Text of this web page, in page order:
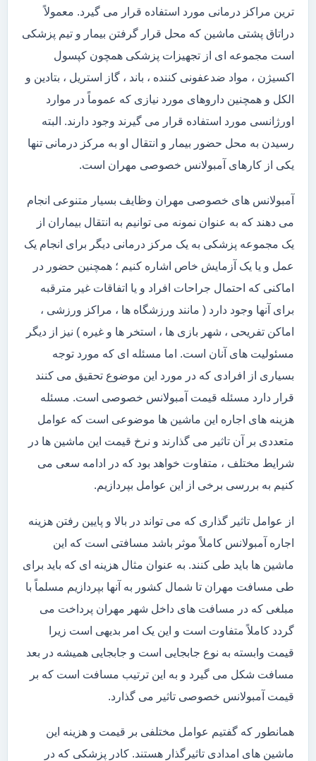
ترین مراکز درمانی مورد استفاده قرار می گیرد. معمولاً
دراتاق پشتی ماشین که محل قرار گرفتن بیمار و تیم پزشکی
است مجموعه ای از تجهیزات پزشکی همچون کپسول
اکسیژن ، مواد ضدعفونی کننده ، باند ، گاز استریل ، بتادین و
الکل و همچنین داروهای مورد نیازی که عموماً در موارد
اورژانسی مورد استفاده قرار می گیرند وجود دارند. البته
رسیدن به محل حضور بیمار و انتقال او به مرکز درمانی تنها
یکی از کارهای آمبولانس خصوصی مهران است.
آمبولانس های خصوصی مهران وظایف بسیار متنوعی انجام
می دهند که به عنوان نمونه می توانیم به انتقال بیماران از
یک مجموعه پزشکی به یک مرکز درمانی دیگر برای انجام یک
عمل و یا یک آزمایش خاص اشاره کنیم ؛ همچنین حضور در
اماکنی که احتمال جراحات افراد و یا اتفاقات غیر مترقبه
برای آنها وجود دارد ( مانند ورزشگاه ها ، مراکز ورزشی ،
اماکن تفریحی ، شهر بازی ها ، استخر ها و غیره ) نیز از دیگر
مسئولیت های آنان است. اما مسئله ای که مورد توجه
بسیاری از افرادی که در مورد این موضوع تحقیق می کنند
قرار دارد مسئله قیمت آمبولانس خصوصی است. مسئله
هزینه های اجاره این ماشین ها موضوعی است که عوامل
متعددی بر آن تاثیر می گذارند و نرخ قیمت این ماشین ها در
شرایط مختلف ، متفاوت خواهد بود که در ادامه سعی می
کنیم به بررسی برخی از این عوامل بپردازیم.
از عوامل تاثیر گذاری که می تواند در بالا و پایین رفتن هزینه
اجاره آمبولانس کاملاً موثر باشد مسافتی است که این
ماشین ها باید طی کنند. به عنوان مثال هزینه ای که باید برای
طی مسافت مهران تا شمال کشور به آنها بپردازیم مسلماً با
مبلغی که در مسافت های داخل شهر مهران پرداخت می
گردد کاملاً متفاوت است و این یک امر بدیهی است زیرا
قیمت وابسته به نوع جابجایی است و جابجایی همیشه در بعد
مسافت شکل می گیرد و به این ترتیب مسافت است که بر
قیمت آمبولانس خصوصی تاثیر می گذارد.
همانطور که گفتیم عوامل مختلفی بر قیمت و هزینه این
ماشین های امدادی تاثیرگذار هستند. کادر پزشکی که در